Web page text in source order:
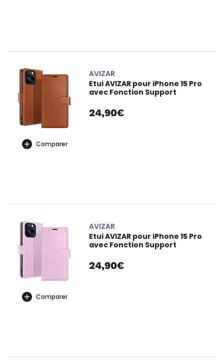
Comparer
AVIZAR
Etui AVIZAR pour iPhone 15 Pro
avec Fonction Support
24,90€
Comparer
AVIZAR
Etui AVIZAR pour iPhone 15 Pro
avec Fonction Support
24,90€